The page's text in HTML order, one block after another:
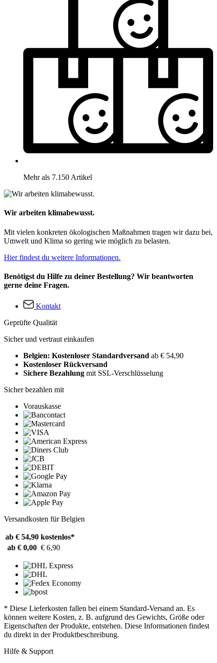
Mehr als 7.150 Artikel
Wir arbeiten klimabewusst.
Mit vielen konkreten ökologischen Maßnahmen tragen wir dazu bei,
Umwelt und Klima so gering wie möglich zu belasten.
Hier findest du weitere Informationen.
Benötigst du Hilfe zu deiner Bestellung? Wir beantworten
gerne deine Fragen.
Kontakt
Geprüfte Qualität
Sicher und vertraut einkaufen
Belgien: Kostenloser Standardversand ab € 54,90
Kostenloser Rückversand
Sichere Bezahlung mit SSL-Verschlüsselung
Sicher bezahlen mit
Vorauskasse
Versandkosten für Belgien
ab € 54,90 kostenlos*
ab € 0,00 € 6,90
* Diese Lieferkosten fallen bei einem Standard-Versand an. Es
können weitere Kosten, z. B. aufgrund des Gewichts, Größe oder
Eigenschaften der Produkte, entstehen. Diese Informationen findest
du direkt in der Produktbeschreibung.
Hilfe & Support